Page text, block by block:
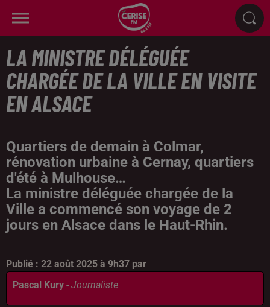
LA MINISTRE DÉLÉGUÉE
CHARGÉE DE LA VILLE EN VISITE
EN ALSACE
Quartiers de demain à Colmar,
rénovation urbaine à Cernay, quartiers
d'été à Mulhouse…
La ministre déléguée chargée de la
Ville a commencé son voyage de 2
jours en Alsace dans le Haut-Rhin.
Publié : 22 août 2025 à 9h37 par
Pascal Kury - Journaliste